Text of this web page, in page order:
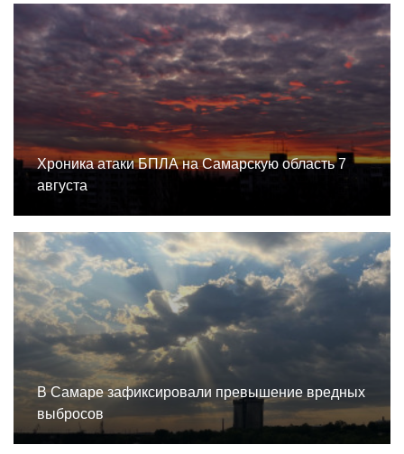
Хроника атаки БПЛА на Самарскую область 7
августа
В Самаре зафиксировали превышение вредных
выбросов